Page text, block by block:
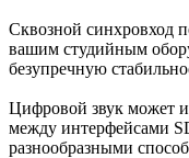
Сквозной синхровход
вашим студийным
безупречную
Цифровой звук может
между интерфейсами
разнообразными